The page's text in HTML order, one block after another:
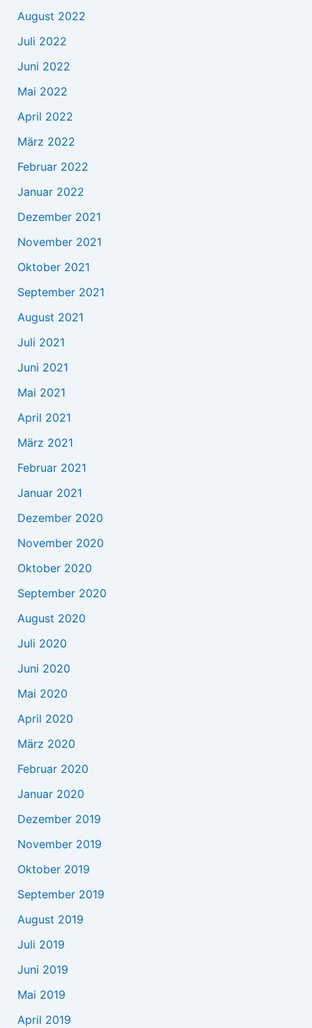
August 2022
Juli 2022
Juni 2022
Mai 2022
April 2022
März 2022
Februar 2022
Januar 2022
Dezember 2021
November 2021
Oktober 2021
September 2021
August 2021
Juli 2021
Juni 2021
Mai 2021
April 2021
März 2021
Februar 2021
Januar 2021
Dezember 2020
November 2020
Oktober 2020
September 2020
August 2020
Juli 2020
Juni 2020
Mai 2020
April 2020
März 2020
Februar 2020
Januar 2020
Dezember 2019
November 2019
Oktober 2019
September 2019
August 2019
Juli 2019
Juni 2019
Mai 2019
April 2019